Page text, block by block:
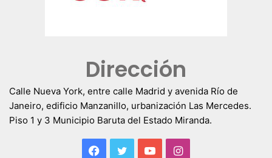
Dirección
Calle Nueva York, entre calle Madrid y avenida Río de
Janeiro, edificio Manzanillo, urbanización Las Mercedes.
Piso 1 y 3 Municipio Baruta del Estado Miranda.
Facebook
TwitterYouTubeInstagram